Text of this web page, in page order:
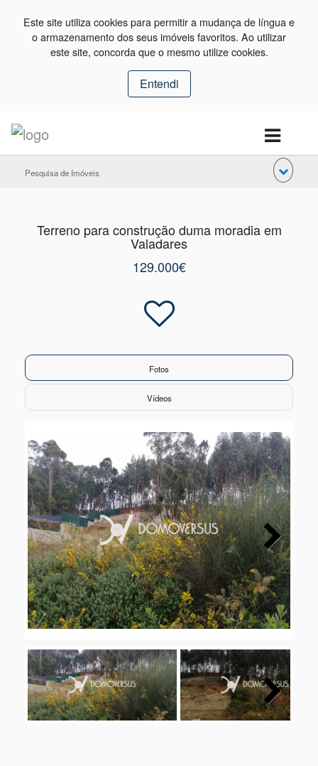
Este site utiliza cookies para permitir a mudança de língua e
o armazenamento dos seus imóveis favoritos. Ao utilizar
este site, concorda que o mesmo utilize cookies.
Entendi
Pesquisa de Imóveis
Terreno para construção duma moradia em
Valadares
129.000€
Fotos
Vídeos
Next
Next